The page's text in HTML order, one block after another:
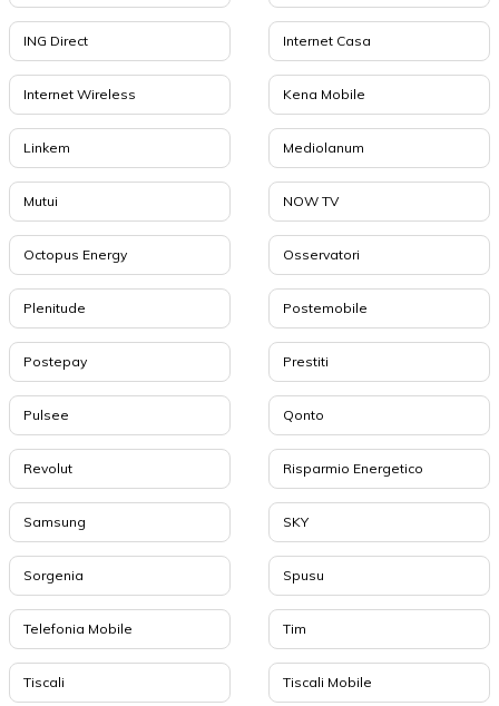
ING Direct Internet Casa
Internet Wireless Kena Mobile
Linkem Mediolanum
Mutui NOW TV
Octopus Energy Osservatori
Plenitude Postemobile
Postepay Prestiti
Pulsee Qonto
Revolut Risparmio Energetico
Samsung SKY
Sorgenia Spusu
Telefonia Mobile Tim
Tiscali Tiscali Mobile